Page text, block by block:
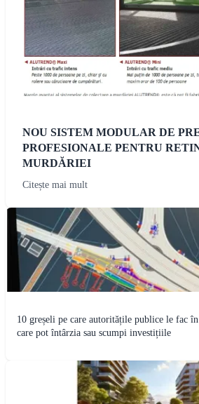
NOU SISTEM MODULAR DE
PROFESIONALE PENTRU
MURDĂRIEI
Citește mai mult
10 greșeli pe care autoritățile publice le fac
care pot întârzia sau scumpi investițiile